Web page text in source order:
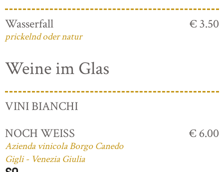
Wasserfall
prickelnd oder natur
€ 3.50
Weine im Glas
VINI BIANCHI
NOCH WEISS
Azienda vinicola Borgo Canedo
Gigli - Venezia Giulia
€ 6.00